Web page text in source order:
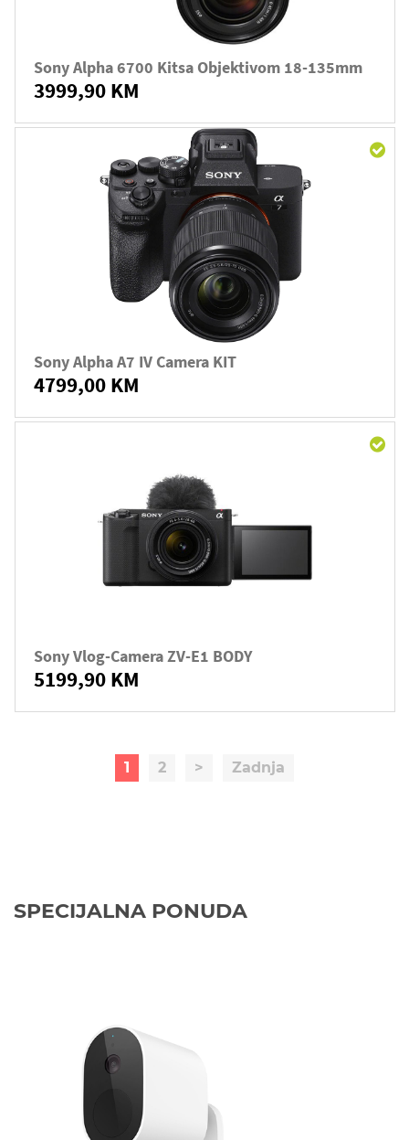
Sony Alpha 6700 Kitsa Objektivom 18-135mm
3999,90 KM
Sony Alpha A7 IV Camera KIT
4799,00 KM
Sony Vlog-Camera ZV-E1 BODY
5199,90 KM
1 2 > Zadnja
SPECIJALNA PONUDA